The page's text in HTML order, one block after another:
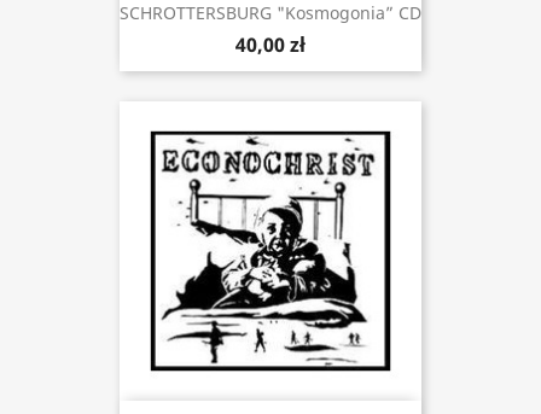
SCHROTTERSBURG "Kosmogonia” CD
40,00 zł